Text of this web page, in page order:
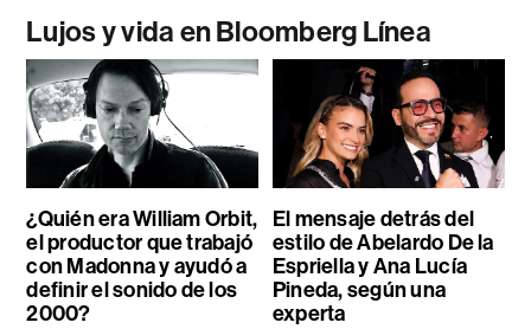
Lujos y vida en Bloomberg Línea
¿Quién era William Orbit,
el productor que trabajó
con Madonna y ayudó a
definir el sonido de los
2000?
El mensaje detrás del
estilo de Abelardo De la
Espriella y Ana Lucía
Pineda, según una
experta